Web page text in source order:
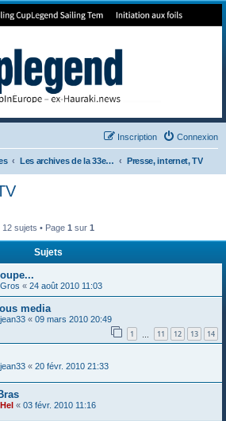
Europe
Connexion
Inscription
Les archives de la 33e America's Cup Presse, internet, TV
12 sujets • Page 1 sur 1
Sujets
Gros « 24 août 2010 11:03
media
jean33 « 09 mars 2010 20:49
1 11 12 13 14
jean33 « 20 févr. 2010 21:33
Hel « 03 févr. 2010 11:16